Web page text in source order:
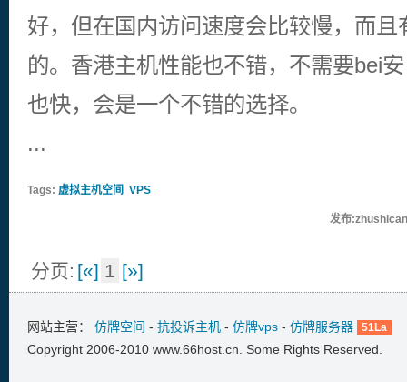
好，但在国内访问速度会比较慢，而
的。香港主机性能也不错，不需要bei
也快，会是一个不错的选择。
...
Tags: 虚拟主机空间 VPS
发布
分页: [«] 1 [»]
网站主营： 仿牌空间 - 抗投诉主机 - 仿牌vps - 仿牌服务器 51La
Copyright 2006-2010 www.66host.cn. Some Rights Reserved.